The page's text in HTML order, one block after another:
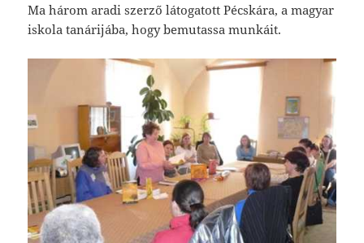
Ma három aradi szerző látogatott Pécskára, a magyar
iskola tanárijába, hogy bemutassa munkáit.